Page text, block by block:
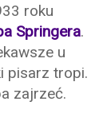
roku
Springera.
u
pisarz tropi.
zajrzeć.